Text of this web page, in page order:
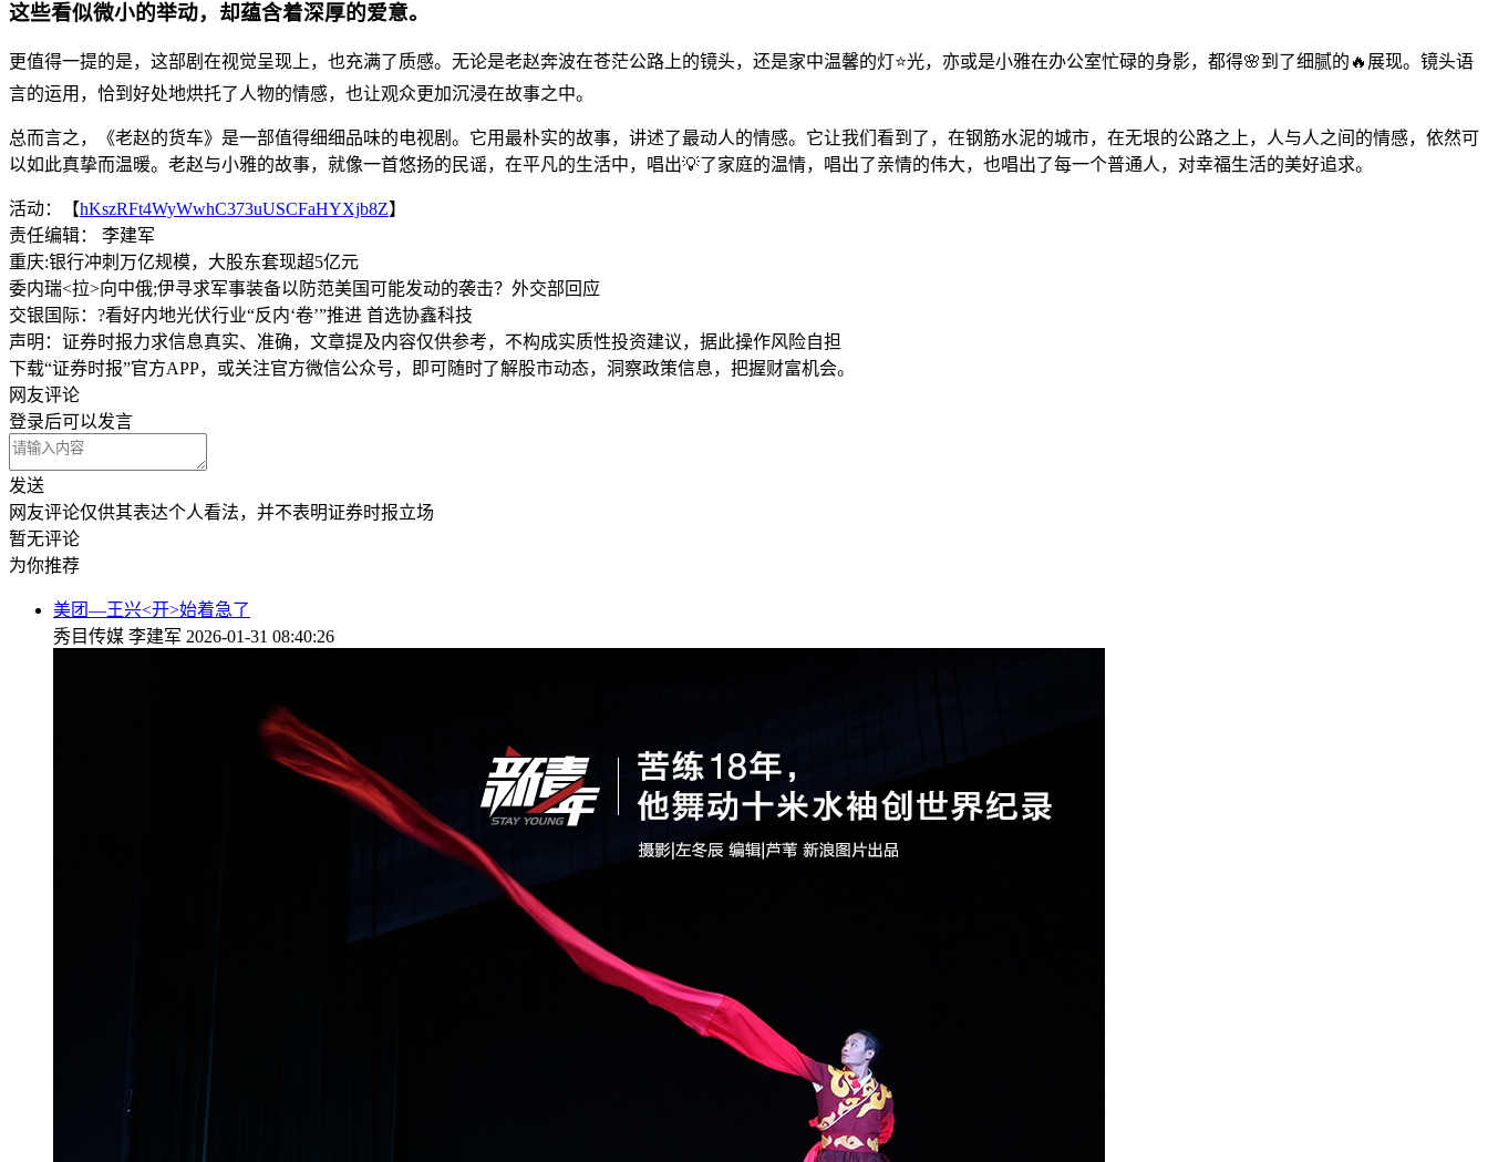
这些看似微小的举动，却蕴含着深厚的爱意。
更值得一提的是，这部剧在视觉呈现上，也充满了质感。无论是老赵奔波在苍茫公路上的镜头，还是家中温馨的灯⭐光，亦或是小雅在办公室忙碌的身影，都得🌸到了细腻的🔥展现。镜头语
言的运用，恰到好处地烘托了人物的情感，也让观众更加沉浸在故事之中。
总而言之，《老赵的货车》是一部值得细细品味的电视剧。它用最朴实的故事，讲述了最动人的情感。它让我们看到了，在钢筋水泥的城市，在无垠的公路之上，人与人之间的情感，依然可
以如此真挚而温暖。老赵与小雅的故事，就像一首悠扬的民谣，在平凡的生活中，唱出💡了家庭的温情，唱出了亲情的伟大，也唱出了每一个普通人，对幸福生活的美好追求。
活动：【hKszRFt4WyWwhC373uUSCFaHYXjb8Z】
责任编辑： 李建军
重庆:银行冲刺万亿规模，大股东套现超5亿元
委内瑞<拉>向中俄;伊寻求军事装备以防范美国可能发动的袭击？外交部回应
交银国际：?看好内地光伏行业“反内‘卷’”推进 首选协鑫科技
声明：证券时报力求信息真实、准确，文章提及内容仅供参考，不构成实质性投资建议，据此操作风险自担
下载“证券时报”官方APP，或关注官方微信公众号，即可随时了解股市动态，洞察政策信息，把握财富机会。
网友评论
登录后可以发言
发送
网友评论仅供其表达个人看法，并不表明证券时报立场
暂无评论
为你推荐
美团—王兴<开>始着急了
秀目传媒 李建军 2026-01-31 08:40:26